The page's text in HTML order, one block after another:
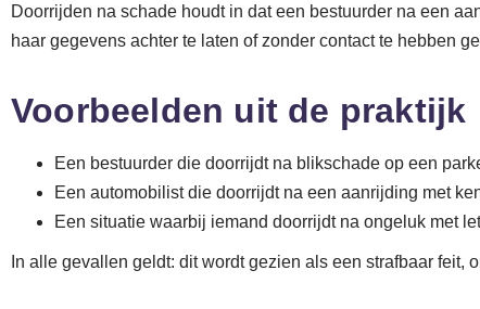
Doorrijden na schade houdt in dat een bestuurder na een
haar gegevens achter te laten of zonder contact te hebben
Voorbeelden uit de praktijk
Een bestuurder die doorrijdt na blikschade op een
Een automobilist die doorrijdt na een aanrijding met
Een situatie waarbij iemand doorrijdt na ongeluk met
In alle gevallen geldt: dit wordt gezien als een strafbaar feit,